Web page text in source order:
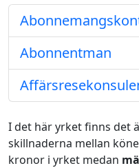
Abonnentman
I det här yrket finns det
skillnaderna mellan
kronor i yrket medan